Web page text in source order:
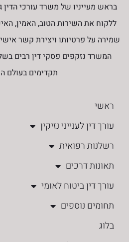
בראש מעייניו של משרד עורכי הדין
ללקוח את השירות הטוב, האמין,
שמירה על פרטיותו ויצירת קשר
המשרד נזקפים פסקי דין רבים
תקדימים בעולם
ראשי
עורך דין לענייני נזיקין
רשלנות רפואית
תאונות דרכים
עורך דין ביטוח לאומי
תחומים נוספים
בלוג